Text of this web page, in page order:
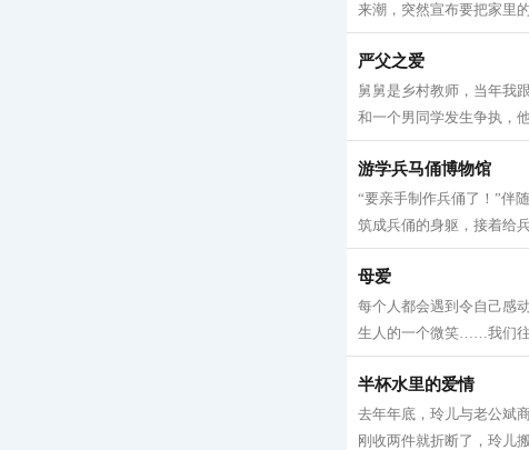
来潮，突然宣布要把家里
严父之爱
舅舅是乡村教师，当年我
和一个男同学发生争执，
游学兵马俑博物馆
“要亲手制作兵俑了！”伴
筑成兵俑的身躯，接着给
母爱
每个人都会遇到令自己感
生人的一个微笑……我们
半杯水里的爱情
去年年底，玲儿与老公斌
刚收两件就折断了，玲儿